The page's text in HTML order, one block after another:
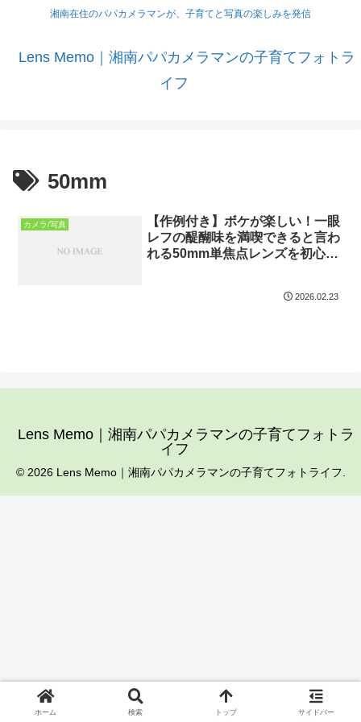
湘南在住のパパカメラマンが、子育てと写真の楽しみを発信
Lens Memo｜湘南パパカメラマンの子育てフォトラ
イフ
50mm
カメラ/写真
【作例付き】ボケが楽しい！一眼
レフの醍醐味を満喫できると言わ
れる50mm単焦点レンズを初心者
2026.02.23
Lens Memo｜湘南パパカメラマンの子育てフォトラ
イフ
© 2026 Lens Memo｜湘南パパカメラマンの子育てフォトライフ.
ホーム 検索 トップ サイドバー